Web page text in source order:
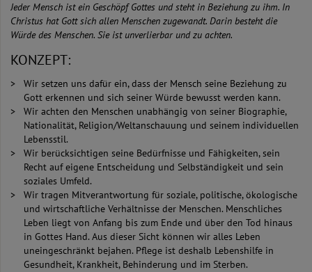
Jeder Mensch ist ein Geschöpf Gottes und steht in Beziehung zu ihm. In
Christus hat Gott sich allen Menschen zugewandt. Darin besteht die
Würde des Menschen. Sie ist unverlierbar und zu achten.
KONZEPT:
Wir setzen uns dafür ein, dass der Mensch seine Beziehung zu
Gott erkennen und sich seiner Würde bewusst werden kann.
Wir achten den Menschen unabhängig von seiner Biographie,
Nationalität, Religion/Weltanschauung und seinem individuellen
Lebensstil.
Wir berücksichtigen seine Bedürfnisse und Fähigkeiten, sein
Recht auf eigene Entscheidung und Selbständigkeit und sein
soziales Umfeld.
Wir tragen Mitverantwortung für soziale, politische, ökologische
und wirtschaftliche Verhältnisse der Menschen. Menschliches
Leben liegt von Anfang bis zum Ende und über den Tod hinaus
in Gottes Hand. Aus dieser Sicht können wir alles Leben
uneingeschränkt bejahen. Pflege ist deshalb Lebenshilfe in
Gesundheit, Krankheit, Behinderung und im Sterben.